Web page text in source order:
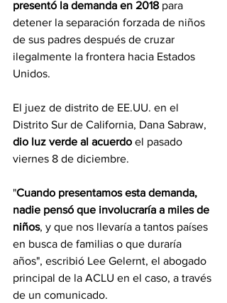
presentó la demanda en 2018 para
detener la separación forzada de niños
de sus padres después de cruzar
ilegalmente la frontera hacia Estados
Unidos.
El juez de distrito de EE.UU. en el
Distrito Sur de California, Dana Sabraw,
dio luz verde al acuerdo el pasado
viernes 8 de diciembre.
"Cuando presentamos esta demanda,
nadie pensó que involucraría a miles de
niños, y que nos llevaría a tantos países
en busca de familias o que duraría
años", escribió Lee Gelernt, el abogado
principal de la ACLU en el caso, a través
de un comunicado.